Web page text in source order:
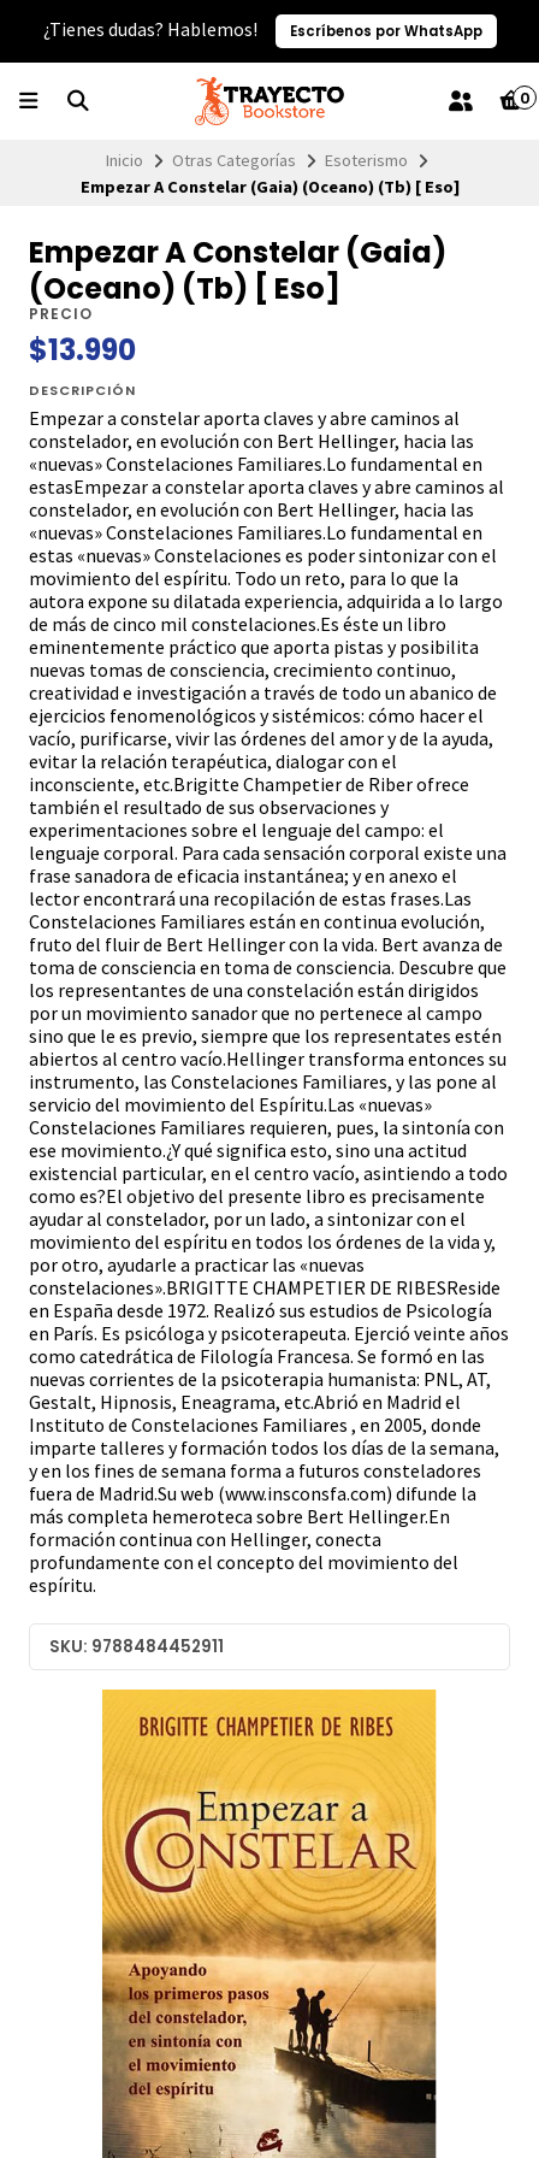
¿Tienes dudas? Hablemos! Escríbenos por WhatsApp
0
Inicio Otras Categorías
Esoterismo
Empezar A Constelar (Gaia) (Oceano) (Tb) [ Eso]
Empezar A Constelar (Gaia)
(Oceano) (Tb) [ Eso]
PRECIO
$13.990
DESCRIPCIÓN
Empezar a constelar aporta claves y abre caminos al
constelador, en evolución con Bert Hellinger, hacia las
«nuevas» Constelaciones Familiares.Lo fundamental en
estasEmpezar a constelar aporta claves y abre caminos al
constelador, en evolución con Bert Hellinger, hacia las
«nuevas» Constelaciones Familiares.Lo fundamental en
estas «nuevas» Constelaciones es poder sintonizar con el
movimiento del espíritu. Todo un reto, para lo que la
autora expone su dilatada experiencia, adquirida a lo largo
de más de cinco mil constelaciones.Es éste un libro
eminentemente práctico que aporta pistas y posibilita
nuevas tomas de consciencia, crecimiento continuo,
creatividad e investigación a través de todo un abanico de
ejercicios fenomenológicos y sistémicos: cómo hacer el
vacío, purificarse, vivir las órdenes del amor y de la ayuda,
evitar la relación terapéutica, dialogar con el
inconsciente, etc.Brigitte Champetier de Riber ofrece
también el resultado de sus observaciones y
experimentaciones sobre el lenguaje del campo: el
lenguaje corporal. Para cada sensación corporal existe una
frase sanadora de eficacia instantánea; y en anexo el
lector encontrará una recopilación de estas frases.Las
Constelaciones Familiares están en continua evolución,
fruto del fluir de Bert Hellinger con la vida. Bert avanza de
toma de consciencia en toma de consciencia. Descubre que
los representantes de una constelación están dirigidos
por un movimiento sanador que no pertenece al campo
sino que le es previo, siempre que los representates estén
abiertos al centro vacío.Hellinger transforma entonces su
instrumento, las Constelaciones Familiares, y las pone al
servicio del movimiento del Espíritu.Las «nuevas»
Constelaciones Familiares requieren, pues, la sintonía con
ese movimiento.¿Y qué significa esto, sino una actitud
existencial particular, en el centro vacío, asintiendo a todo
como es?El objetivo del presente libro es precisamente
ayudar al constelador, por un lado, a sintonizar con el
movimiento del espíritu en todos los órdenes de la vida y,
por otro, ayudarle a practicar las «nuevas
constelaciones».BRIGITTE CHAMPETIER DE RIBESReside
en España desde 1972. Realizó sus estudios de Psicología
en París. Es psicóloga y psicoterapeuta. Ejerció veinte años
como catedrática de Filología Francesa. Se formó en las
nuevas corrientes de la psicoterapia humanista: PNL, AT,
Gestalt, Hipnosis, Eneagrama, etc.Abrió en Madrid el
Instituto de Constelaciones Familiares , en 2005, donde
imparte talleres y formación todos los días de la semana,
y en los fines de semana forma a futuros consteladores
fuera de Madrid.Su web (www.insconsfa.com) difunde la
más completa hemeroteca sobre Bert Hellinger.En
formación continua con Hellinger, conecta
profundamente con el concepto del movimiento del
espíritu.
SKU: 9788484452911